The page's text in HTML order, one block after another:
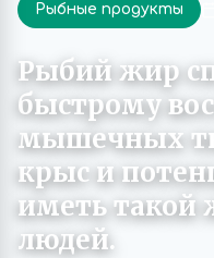
Рыбные продукты
Рыбий жир
быстрому
мышечных
крыс и
иметь такой
людей.